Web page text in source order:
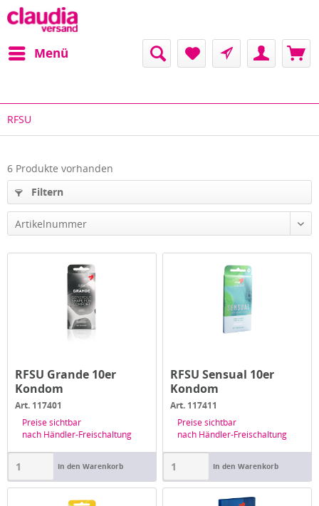
Menü
RFSU
6 Produkte vorhanden
Filtern
Artikelnummer
RFSU Grande 10er
Kondom
Art. 117401
Preise sichtbar
nach Händler-Freischaltung
In den Warenkorb
RFSU Sensual 10er
Kondom
Art. 117411
Preise sichtbar
nach Händler-Freischaltung
In den Warenkorb